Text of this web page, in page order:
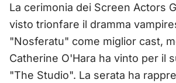
La cerimonia dei Screen Actors
visto trionfare il dramma
"Nosferatu" come miglior cast,
Catherine O'Hara ha vinto per il
"The Studio". La serata ha